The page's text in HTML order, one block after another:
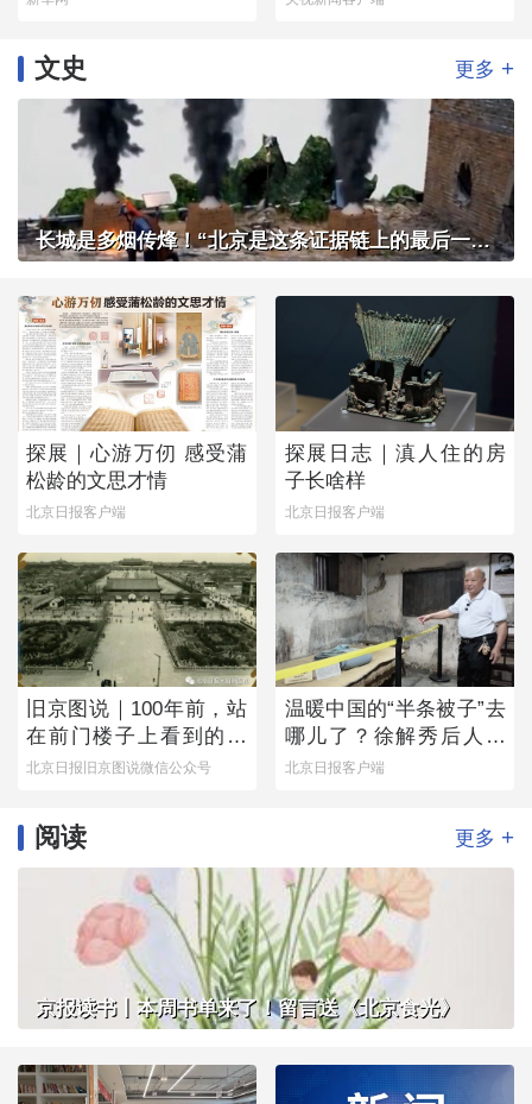
文史 更多 +
长城是多烟传烽！“北京是这条证据链上的最后一环”
探展｜心游万仞 感受蒲
松龄的文思才情
北京日报客户端
探展日志｜滇人住的房
子长啥样
北京日报客户端
旧京图说｜100年前，站
在前门楼子上看到的是
这番景象
北京日报旧京图说微信公众号
温暖中国的“半条被子”去
哪儿了？徐解秀后人道
出令人落泪的真相
北京日报客户端
阅读 更多 +
京报读书丨本周书单来了！留言送《北京食光》